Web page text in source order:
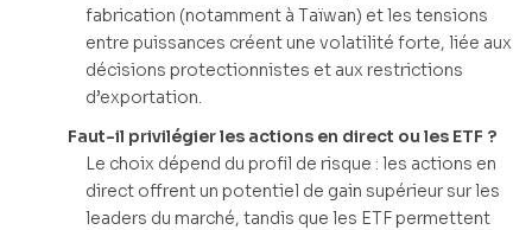
fabrication (notamment à Taïwan) et les tensions
entre puissances créent une volatilité forte, liée aux
décisions protectionnistes et aux restrictions
d’exportation.
Faut-il privilégier les actions en direct ou les ETF ?
Le choix dépend du profil de risque : les actions en
direct offrent un potentiel de gain supérieur sur les
leaders du marché, tandis que les ETF permettent